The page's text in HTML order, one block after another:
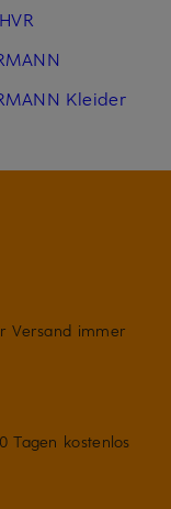
Kleider
Versand immer
Tagen kostenlos